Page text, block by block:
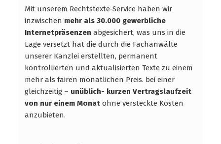
Mit unserem Rechtstexte-Service haben wir
inzwischen mehr als 30.000 gewerbliche
Internetpräsenzen abgesichert, was uns in die
Lage versetzt hat die durch die Fachanwälte
unserer Kanzlei erstellten, permanent
kontrollierten und aktualisierten Texte zu einem
mehr als fairen monatlichen Preis. bei einer
gleichzeitig – unüblich- kurzen Vertragslaufzeit
von nur einem Monat ohne versteckte Kosten
anzubieten.